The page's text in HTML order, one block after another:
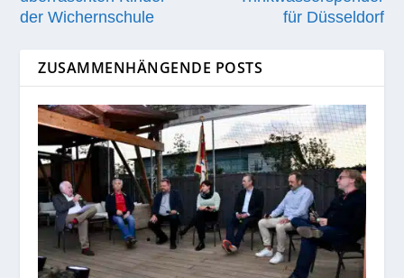
der Wichernschule
für Düsseldorf
ZUSAMMENHÄNGENDE POSTS